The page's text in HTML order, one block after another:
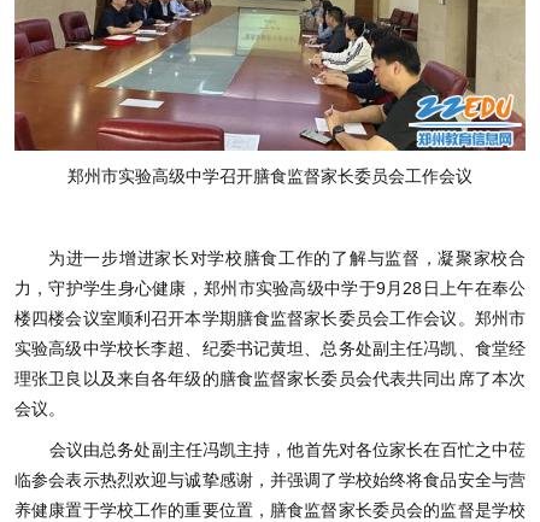
郑州市实验高级中学召开膳食监督家长委员会工作会议
为进一步增进家长对学校膳食工作的了解与监督，凝聚家校合
力，守护学生身心健康，郑州市实验高级中学于9月28日上午在奉公
楼四楼会议室顺利召开本学期膳食监督家长委员会工作会议。郑州市
实验高级中学校长李超、纪委书记黄坦、总务处副主任冯凯、食堂经
理张卫良以及来自各年级的膳食监督家长委员会代表共同出席了本次
会议。
会议由总务处副主任冯凯主持，他首先对各位家长在百忙之中莅
临参会表示热烈欢迎与诚挚感谢，并强调了学校始终将食品安全与营
养健康置于学校工作的重要位置，膳食监督家长委员会的监督是学校